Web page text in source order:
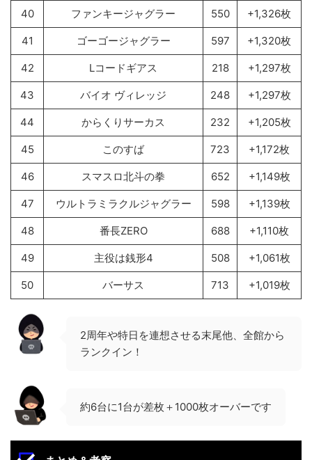
40 ファンキージャグラー 550 +1,326枚
41 ゴーゴージャグラー 597 +1,320枚
42 Lコードギアス 218 +1,297枚
43 バイオ ヴィレッジ 248 +1,297枚
44 からくりサーカス 232 +1,205枚
45 このすば 723 +1,172枚
46 スマスロ北斗の拳 652 +1,149枚
47 ウルトラミラクルジャグラー 598 +1,139枚
48 番長ZERO 688 +1,110枚
49 主役は銭形4 508 +1,061枚
50 バーサス 713 +1,019枚
2周年や特日を連想させる末尾他、全館から
ランクイン！
約6台に1台が差枚＋1000枚オーバーです